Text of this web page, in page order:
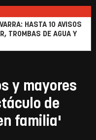
HASTA 10 AVISOS
TROMBAS DE AGUA Y
y mayores
de
familia'